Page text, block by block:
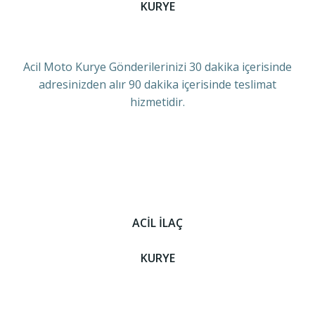
KURYE
Acil Moto Kurye Gönderilerinizi 30 dakika içerisinde
adresinizden alır 90 dakika içerisinde teslimat
hizmetidir.
ACİL İLAÇ
KURYE